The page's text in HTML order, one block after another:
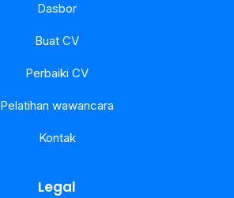
Dasbor
Buat CV
Perbaiki CV
Pelatihan wawancara
Kontak
Legal